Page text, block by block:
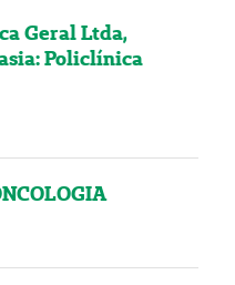
Geral Ltda,
Policlínica